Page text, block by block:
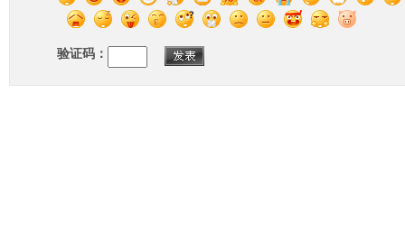
验证码：